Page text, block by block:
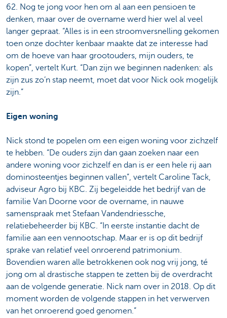
62. Nog te jong voor hen om al aan een pensioen te
denken, maar over de overname werd hier wel al veel
langer gepraat. “Alles is in een stroomversnelling gekomen
toen onze dochter kenbaar maakte dat ze interesse had
om de hoeve van haar grootouders, mijn ouders, te
kopen”, vertelt Kurt. “Dan zijn we beginnen nadenken: als
zijn zus zo’n stap neemt, moet dat voor Nick ook mogelijk
zijn.”
Eigen woning
Nick stond te popelen om een eigen woning voor zichzelf
te hebben. “De ouders zijn dan gaan zoeken naar een
andere woning voor zichzelf en dan is er een hele rij aan
dominosteentjes beginnen vallen”, vertelt Caroline Tack,
adviseur Agro bij KBC. Zij begeleidde het bedrijf van de
familie Van Doorne voor de overname, in nauwe
samenspraak met Stefaan Vandendriessche,
relatiebeheerder bij KBC. “In eerste instantie dacht de
familie aan een vennootschap. Maar er is op dit bedrijf
sprake van relatief veel onroerend patrimonium.
Bovendien waren alle betrokkenen ook nog vrij jong, té
jong om al drastische stappen te zetten bij de overdracht
aan de volgende generatie. Nick nam over in 2018. Op dit
moment worden de volgende stappen in het verwerven
van het onroerend goed genomen.”